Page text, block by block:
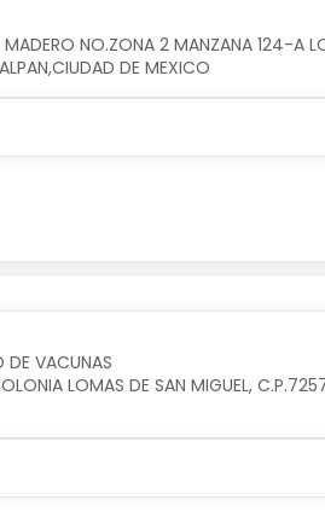
NO.ZONA 2 MANZANA 124-A
DE MEXICO
DE VACUNAS
LOMAS DE SAN MIGUEL,